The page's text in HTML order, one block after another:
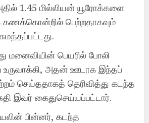
1.45 மில்லியன் யூரோக்களை
கணக்கொன்றில் பெற்றதாகவும்
மனைவியின் பெயரில் போலி
அதன் ஊடாக இந்தப்
செய்ததாகத் தெரிவித்து கடந்த
இவர் கைதுசெய்யப்பட்டார்.
பின்னர், கடந்த